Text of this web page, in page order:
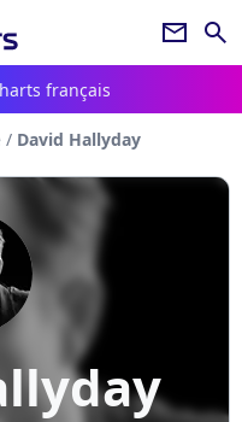
newsletter search
français
/ David Hallyday